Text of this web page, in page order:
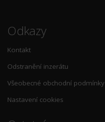
Odkazy
Kontakt
Odstranění inzerátu
Všeobecné obchodní podmínky
Nastavení cookies